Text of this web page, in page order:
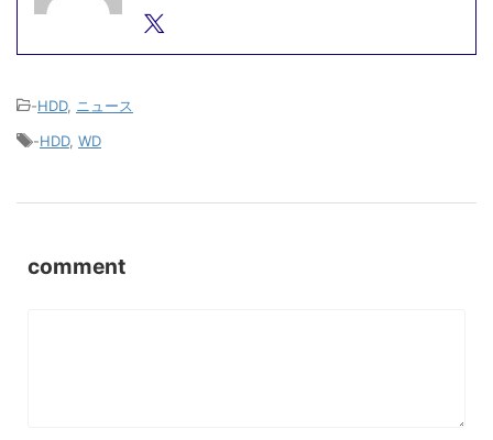
-HDD, ニュース
-HDD, WD
comment